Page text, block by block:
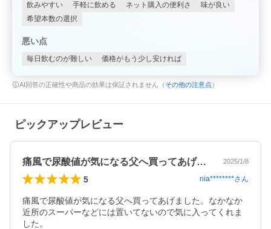
飲みやすい 手軽に飲める ネット購入の便利さ
味が良い
希望本数の選択
悪い点
毎日飲むのが難しい 価格がもう少し安ければ
AI回答の正確性や商品の効果は保証されません（ その他の注意点 ）
ピックアップレビュー
痛風で尿酸値が気になる父へ買ってあげま… 2025/1/8
5 nia********さん
痛風で尿酸値が気になる父へ買ってあげました。なかなか
近所のスーパーなどには置いてないので気に入ってくれま
した。